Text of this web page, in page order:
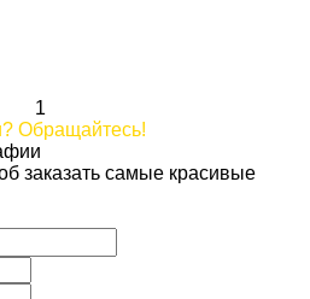
1
Обращайтесь!
заказать самые красивые